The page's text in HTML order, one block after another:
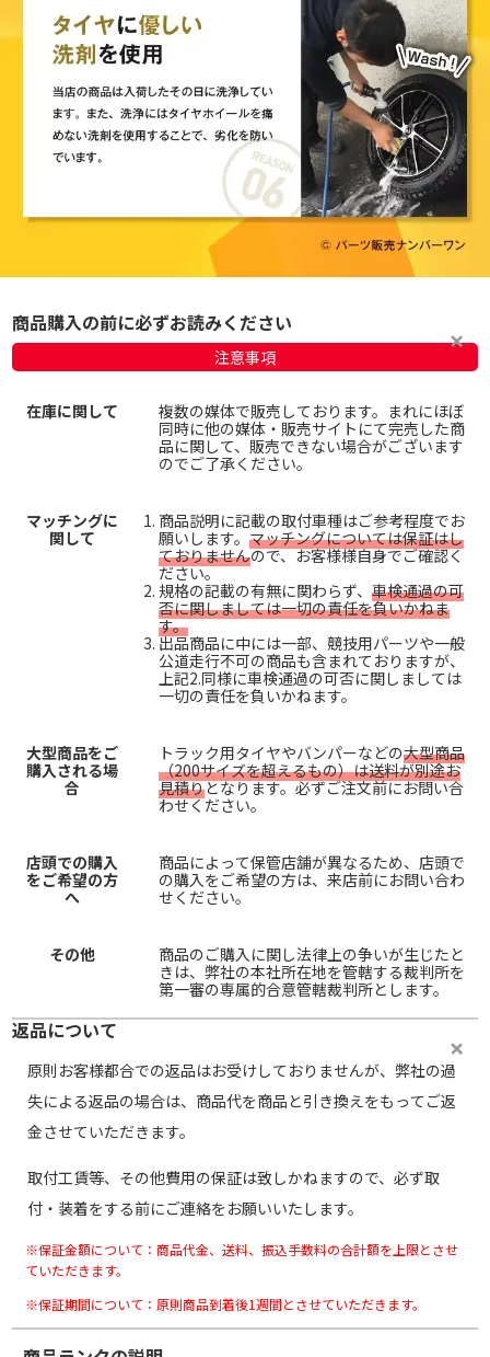
商品購入の前に必ずお読みください
注意事項
在庫に関して
複数の媒体で販売しております。まれにほぼ
同時に他の媒体・販売サイトにて完売した商
品に関して、販売できない場合がございます
のでご了承ください。
マッチングに
関して
商品説明に記載の取付車種はご参考程度でお
願いします。 マッチングについては保証はし
ておりませんので、お客様様自身でご確認く
ださい。
規格の記載の有無に関わらず、 車検通過の可
否に関しましては一切の責任を負いかねま
す。
出品商品に中には一部、競技用パーツや一般
公道走行不可の商品も含まれておりますが、
上記2.同様に車検通過の可否に関しましては
一切の責任を負いかねます。
大型商品をご
購入される場
合
トラック用タイヤやバンパーなどの大型商品
（200サイズを超えるもの）は送料が別途お
見積りとなります。必ずご注文前にお問い合
わせください。
店頭での購入
をご希望の方
へ
商品によって保管店舗が異なるため、店頭で
の購入をご希望の方は、来店前にお問い合わ
せください。
その他
商品のご購入に関し法律上の争いが生じたと
きは、弊社の本社所在地を管轄する裁判所を
第一審の専属的合意管轄裁判所とします。
返品について
原則お客様都合での返品はお受けしておりませんが、弊社の過
失による返品の場合は、商品代を商品と引き換えをもってご返
金させていただきます。
取付工賃等、その他費用の保証は致しかねますので、必ず取
付・装着をする前にご連絡をお願いいたします。
※保証金額について：商品代金、送料、振込手数料の合計額を上限とさせ
ていただきます。
※保証期間について：原則商品到着後1週間とさせていただきます。